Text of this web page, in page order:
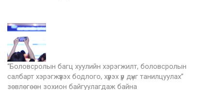
“Боловсролын багц хуулийн хэрэгжилт, боловсролын
салбарт хэрэгжүүлэх бодлого, хүрэх үр дүнг танилцуулах”
зөвлөгөөн зохион байгуулагдаж байна